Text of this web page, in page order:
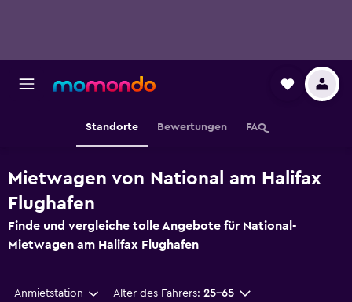
Standorte Bewertungen FAQ
Mietwagen von National am Halifax
Flughafen
Finde und vergleiche tolle Angebote für National-
Mietwagen am Halifax Flughafen
Anmietstation Alter des Fahrers: 25-65